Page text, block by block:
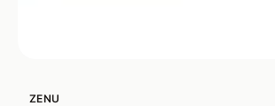
ZENU